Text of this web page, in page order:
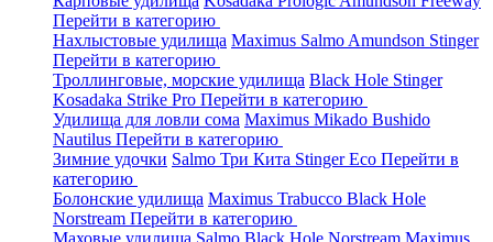
Перейти в категорию
Нахлыстовые удилища Maximus Salmo Amundson Stinger
Перейти в категорию
Троллинговые, морские удилища Black Hole Stinger
Kosadaka Strike Pro Перейти в категорию
Удилища для ловли сома Maximus Mikado Bushido
Nautilus Перейти в категорию
Зимние удочки Salmo Три Кита StingerEco Перейти в
категорию
Болонские удилища Maximus Trabucco Black Hole
Norstream Перейти в категорию
Маховые удилища Salmo Black Hole Norstream Maximus